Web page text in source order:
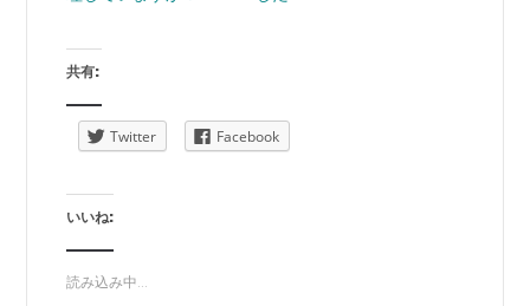
共有:
Twitter Facebook
いいね:
読み込み中...